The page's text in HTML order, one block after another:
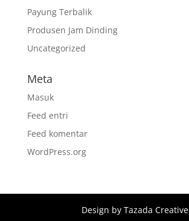
Payung Terbalik
Produsen Jam Dinding
Uncategorized
Meta
Masuk
Feed entri
Feed komentar
WordPress.org
Design by Tazada Creative